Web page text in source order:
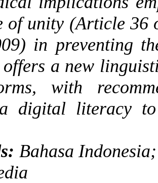
of unity (Article36
in preventing
offers a new
, with
digital literacy to
: Bahasa